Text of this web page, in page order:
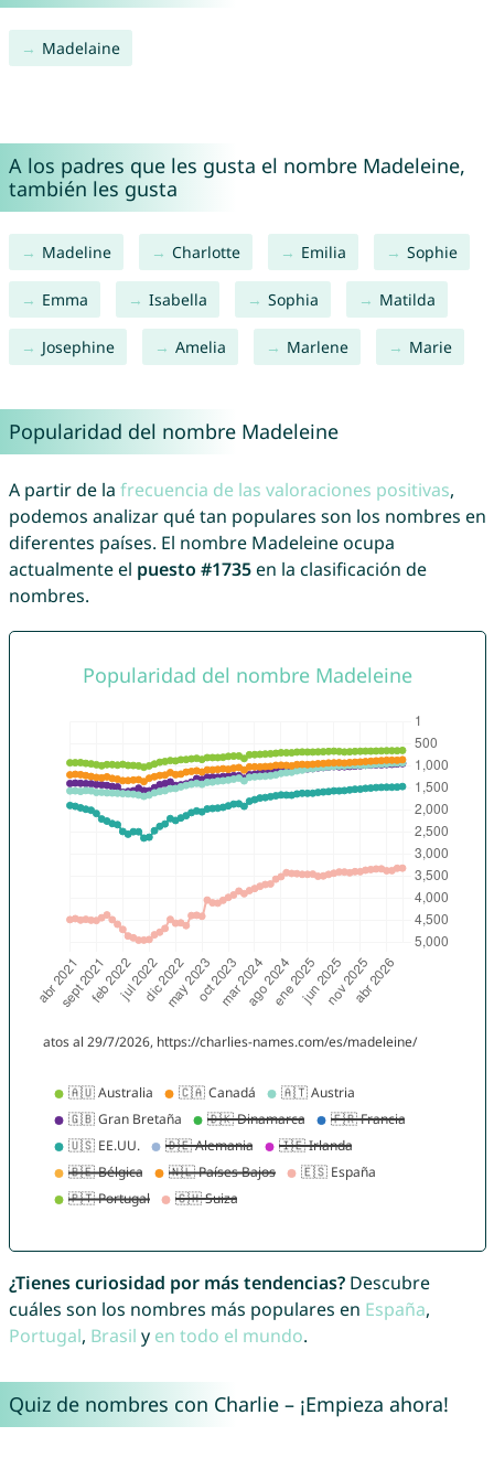
Madelaine
A los padres que les gusta el nombre Madeleine,
también les gusta
Madeline Charlotte Emilia Sophie
Emma Isabella Sophia Matilda
Josephine Amelia Marlene Marie
Popularidad del nombre Madeleine
A partir de la frecuencia de las valoraciones positivas,
podemos analizar qué tan populares son los nombres en
diferentes países. El nombre Madeleine ocupa
actualmente el puesto #1735en la clasificación de
nombres.
¿Tienes curiosidad por más tendencias?Descubre
cuáles son los nombres más populares en España,
Portugal, Brasil y en todo el mundo.
Quiz de nombres con Charlie – ¡Empieza ahora!